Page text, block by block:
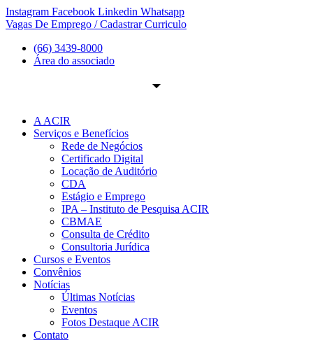
Ir
para
conteúdo
Instagram Facebook Linkedin Whatsapp
Vagas De Emprego / Cadastrar Curriculo
(66) 3439-8000
Área do associado
A ACIR
Serviços e Benefícios
Rede de Negócios
Certificado Digital
Locação de Auditório
CDA
Estágio e Emprego
IPA – Instituto de Pesquisa ACIR
CBMAE
Consulta de Crédito
Consultoria Jurídica
Cursos e Eventos
Convênios
Notícias
Últimas Notícias
Eventos
Fotos Destaque ACIR
Contato